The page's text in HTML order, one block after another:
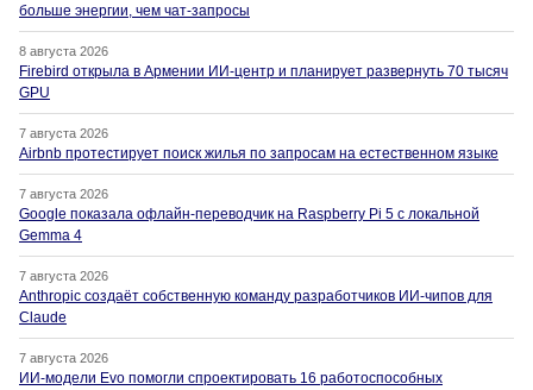
больше энергии, чем чат-запросы
8 августа 2026
Firebird открыла в Армении ИИ-центр и планирует развернуть 70 тысяч
GPU
7 августа 2026
Airbnb протестирует поиск жилья по запросам на естественном языке
7 августа 2026
Google показала офлайн-переводчик на Raspberry Pi 5 с локальной
Gemma 4
7 августа 2026
Anthropic создаёт собственную команду разработчиков ИИ-чипов для
Claude
7 августа 2026
ИИ-модели Evo помогли спроектировать 16 работоспособных